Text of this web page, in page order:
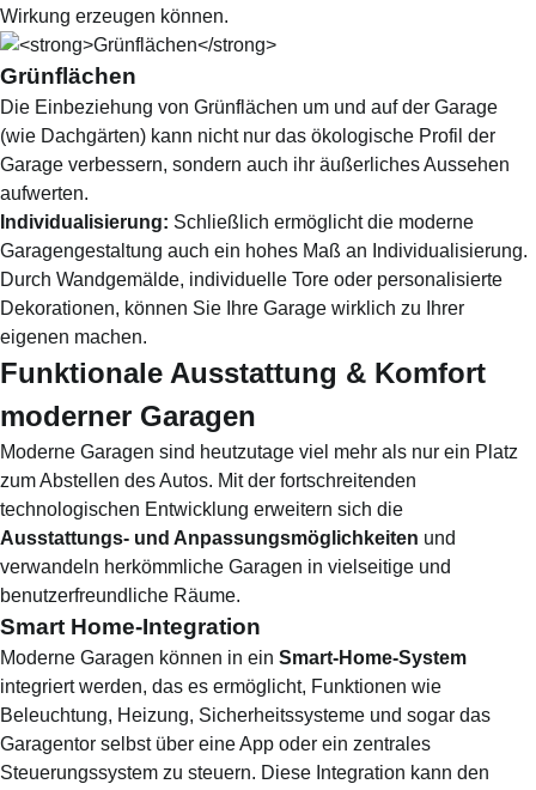
Wirkung erzeugen können.
Grünflächen
Die Einbeziehung von Grünflächen um und auf der Garage
(wie Dachgärten) kann nicht nur das ökologische Profil der
Garage verbessern, sondern auch ihr äußerliches Aussehen
aufwerten.
Individualisierung: Schließlich ermöglicht die moderne
Garagengestaltung auch ein hohes Maß an Individualisierung.
Durch Wandgemälde, individuelle Tore oder personalisierte
Dekorationen, können Sie Ihre Garage wirklich zu Ihrer
eigenen machen.
Funktionale Ausstattung & Komfort
moderner Garagen
Moderne Garagen sind heutzutage viel mehr als nur ein Platz
zum Abstellen des Autos. Mit der fortschreitenden
technologischen Entwicklung erweitern sich die
Ausstattungs- und Anpassungsmöglichkeiten und
verwandeln herkömmliche Garagen in vielseitige und
benutzerfreundliche Räume.
Smart Home-Integration
Moderne Garagen können in ein Smart-Home-System
integriert werden, das es ermöglicht, Funktionen wie
Beleuchtung, Heizung, Sicherheitssysteme und sogar das
Garagentor selbst über eine App oder ein zentrales
Steuerungssystem zu steuern. Diese Integration kann den